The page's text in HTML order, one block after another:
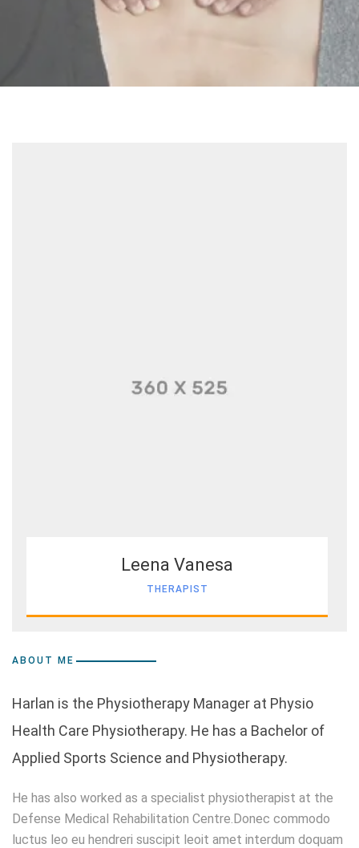
Leena Vanesa
THERAPIST
ABOUT ME
Harlan is the Physiotherapy Manager at Physio
Health Care Physiotherapy. He has a Bachelor of
Applied Sports Science and Physiotherapy.
He has also worked as a specialist physiotherapist at the
Defense Medical Rehabilitation Centre.Donec commodo
luctus leo eu hendreri suscipit leoit amet interdum doquam